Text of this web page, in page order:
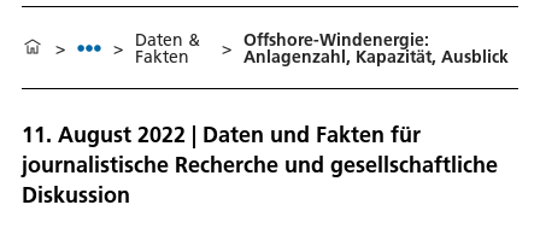
> > Daten &
Fakten > Offshore-Windenergie:
Anlagenzahl, Kapazität, Ausblick
11. August 2022 | Daten und Fakten für
journalistische Recherche und gesellschaftliche
Diskussion